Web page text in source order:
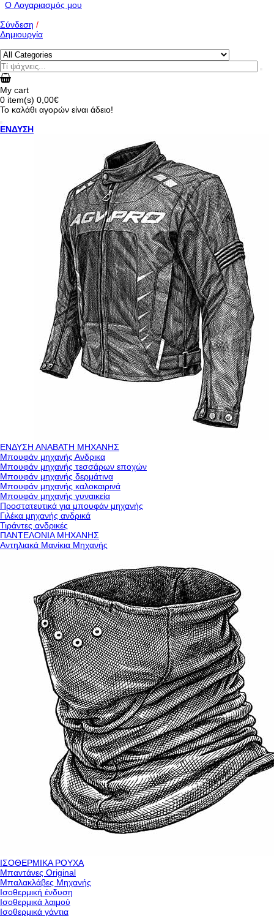
O Λογαριασμός μου
Σύνδεση /
Δημιουργία
My cart
0 item(s) 0,00€
Το καλάθι αγορών είναι άδειο!
ΕΝΔΥΣΗ
ΕΝΔΥΣΗ ΑΝΑΒΑΤΗ ΜΗΧΑΝΗΣ
Μπουφάν μηχανής Ανδρικα
Μπουφάν μηχανής τεσσάρων εποχών
Μπουφάν μηχανής δερμάτινα
Μπουφάν μηχανής καλοκαιρινά
Μπουφάν μηχανής γυναικεία
Προστατευτικά για μπουφάν μηχανής
Γιλέκα μηχανής ανδρικά
Τιράντες ανδρικές
ΠΑΝΤΕΛΟΝΙΑ ΜΗΧΑΝΗΣ
Αντηλιακά Μανίκια Μηχανής
ΙΣΟΘΕΡΜΙΚΑ ΡΟΥΧΑ
Μπαντάνες Original
Μπαλακλάβες Μηχανής
Ισοθερμική ένδυση
Ισοθερμικά λαιμού
Ισοθερμικά γάντια